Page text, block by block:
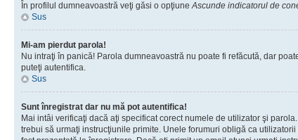
În profilul dumneavoastră veţi găsi o opţiuneAscunde indicatorul de
Sus
Mi-am pierdut parola!
Nu intraţi în panică! Parola dumneavoastră nu poate fi refăcută, dar
puteţi autentifica.
Sus
Sunt înregistrat dar nu mă pot autentifica!
Mai intâi verificaţi dacă aţi specificat corect numele de utilizator şi
trebui să urmaţi instrucţiunile primite. Unele forumuri obligă ca